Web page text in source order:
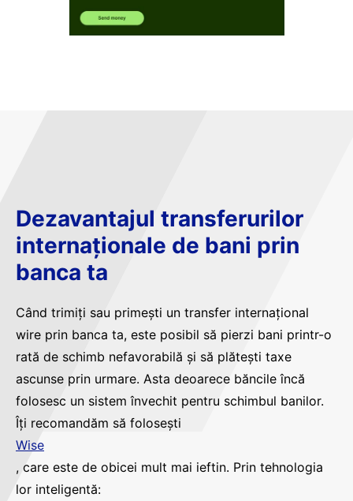
Dezavantajul transferurilor
internaționale de bani prin
banca ta
Când trimiți sau primești un transfer internațional
wire prin banca ta, este posibil să pierzi bani printr-o
rată de schimb nefavorabilă și să plătești taxe
ascunse prin urmare. Asta deoarece băncile încă
folosesc un sistem învechit pentru schimbul banilor.
Îți recomandăm să folosești
Wise
, care este de obicei mult mai ieftin. Prin tehnologia
lor inteligentă: